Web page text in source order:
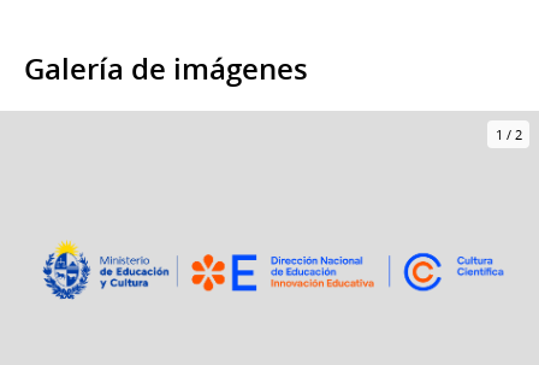
Galería de imágenes
1 / 2